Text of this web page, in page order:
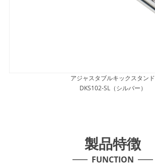
アジャスタブルキックスタンド
DKS102-SL（シルバー）
製品特徴
FUNCTION